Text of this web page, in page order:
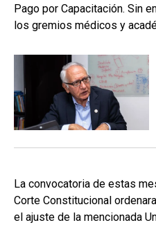
Pago por Capacitación. Sin
los gremios médicos y
La convocatoria de estas
Corte Constitucional
el ajuste de la mencionada